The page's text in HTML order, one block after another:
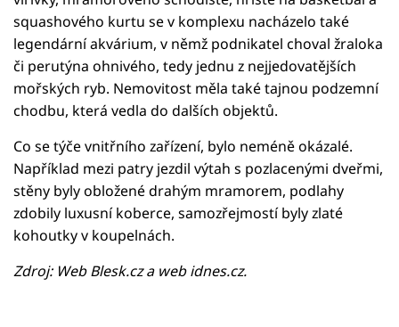
squashového kurtu se v komplexu nacházelo také
legendární akvárium, v němž podnikatel choval žraloka
či perutýna ohnivého, tedy jednu z nejjedovatějších
mořských ryb. Nemovitost měla také tajnou podzemní
chodbu, která vedla do dalších objektů.
Co se týče vnitřního zařízení, bylo neméně okázalé.
Například mezi patry jezdil výtah s pozlacenými dveřmi,
stěny byly obložené drahým mramorem, podlahy
zdobily luxusní koberce, samozřejmostí byly zlaté
kohoutky v koupelnách.
Zdroj: Web Blesk.cz a web idnes.cz.